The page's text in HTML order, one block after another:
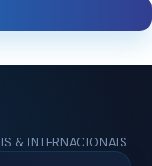
& INTERNACIONAIS